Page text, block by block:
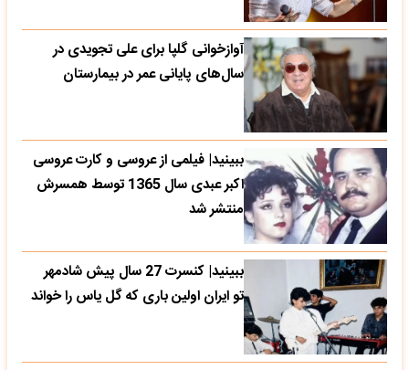
آوازخوانی گلپا برای علی تجویدی در
سال‌های پایانی عمر در بیمارستان
ببینید| فیلمی از عروسی و کارت عروسی
اکبر عبدی سال 1365 توسط همسرش
منتشر شد
ببینید| کنسرت 27 سال پیش شادمهر
تو ایران اولین باری که گل یاس را خواند